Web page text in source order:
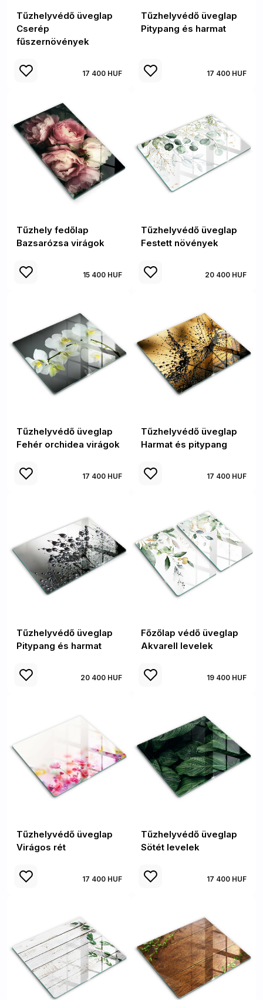
Tűzhelyvédő üveglap
Cserép
fűszernövények
17 400 HUF
Tűzhelyvédő üveglap
Pitypang és harmat
17 400 HUF
Tűzhely fedőlap
Bazsarózsa virágok
15 400 HUF
Tűzhelyvédő üveglap
Festett növények
20 400 HUF
Tűzhelyvédő üveglap
Fehér orchidea virágok
17 400 HUF
Tűzhelyvédő üveglap
Harmat és pitypang
17 400 HUF
Tűzhelyvédő üveglap
Pitypang és harmat
20 400 HUF
Főzőlap védő üveglap
Akvarell levelek
19 400 HUF
Tűzhelyvédő üveglap
Virágos rét
17 400 HUF
Tűzhelyvédő üveglap
Sötét levelek
17 400 HUF